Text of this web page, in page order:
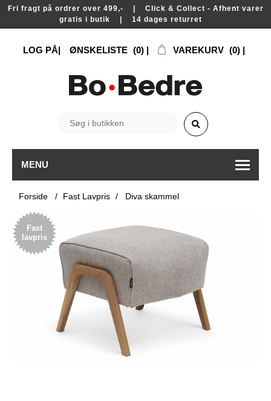
Fri fragt på ordrer over 499,- | Click & Collect - Afhent varer
gratis i butik | 14 dages returret
LOG PÅ ØNSKELISTE (0) VAREKURV (0)
MENU
Forside / Fast Lavpris / Diva skammel
Fast
lavpris